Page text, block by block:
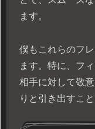
ます。
僕もこれらのフ
ます。特に、フ
相手に対して敬
りと引き出すこ